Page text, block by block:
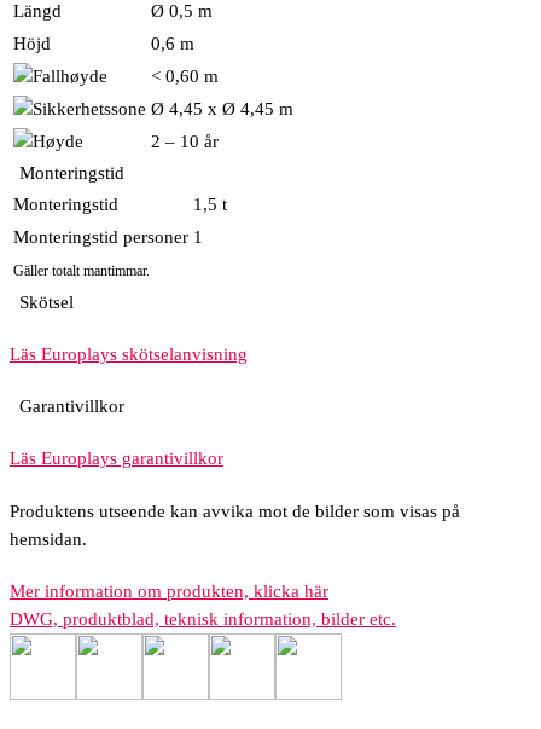
Längd
Ø 0,5 m
Höjd
0,6 m
< 0,60 m
Ø 4,45 x Ø 4,45 m
2 – 10 år
Monteringstid
Monteringstid
1,5 t
Monteringstid personer 1
Gäller totalt mantimmar.
Skötsel
Läs Europlays skötselanvisning
Garantivillkor
Läs Europlays garantivillkor
Produktens utseende kan avvika mot de bilder som visas på
hemsidan.
Mer information om produkten, klicka här
DWG, produktblad, teknisk information, bilder etc.